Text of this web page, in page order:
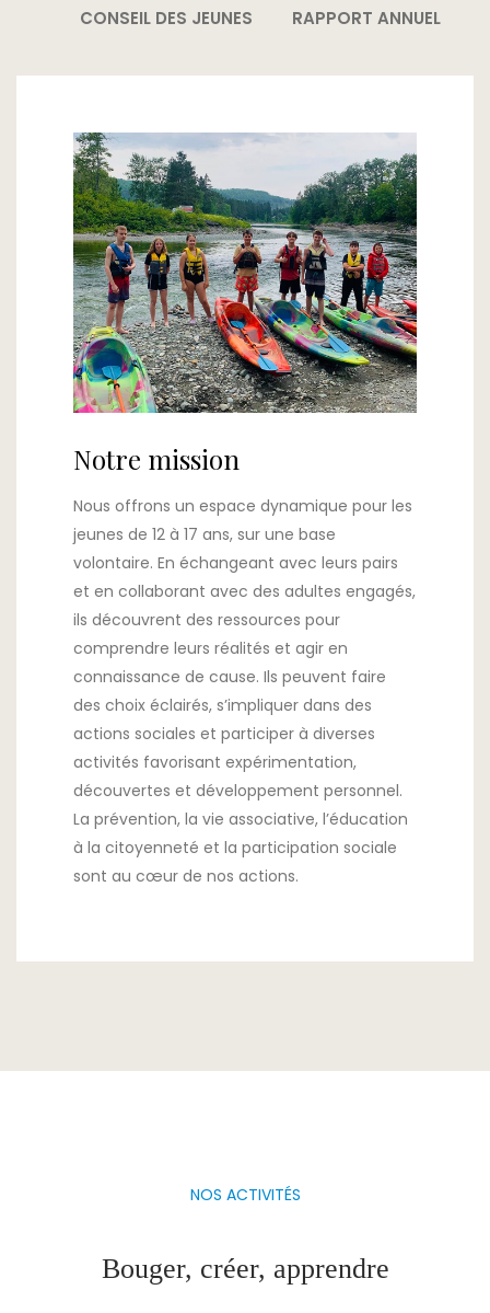
CONSEIL DES JEUNES RAPPORT ANNUEL
Notre mission
Nous offrons un espace dynamique pour les
jeunes de 12 à 17 ans, sur une base
volontaire. En échangeant avec leurs pairs
et en collaborant avec des adultes engagés,
ils découvrent des ressources pour
comprendre leurs réalités et agir en
connaissance de cause. Ils peuvent faire
des choix éclairés, s’impliquer dans des
actions sociales et participer à diverses
activités favorisant expérimentation,
découvertes et développement personnel.
La prévention, la vie associative, l’éducation
à la citoyenneté et la participation sociale
sont au cœur de nos actions.
NOS ACTIVITÉS
Bouger, créer, apprendre